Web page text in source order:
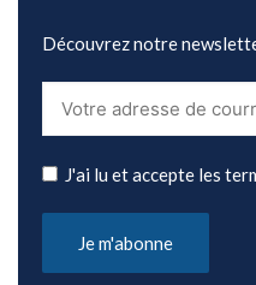
Découvrez notre
J'ai lu et accepte les